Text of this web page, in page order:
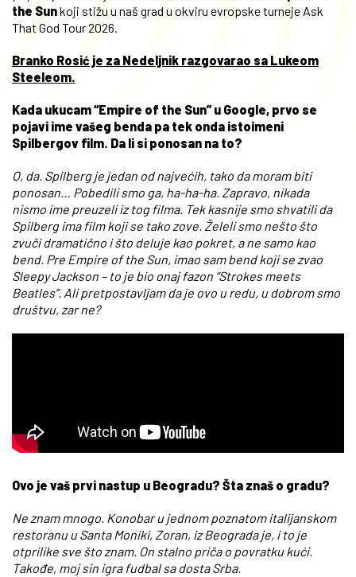
the Sunkoji stižu u naš grad u okviru evropske turneje Ask
That God Tour 2026.
Branko Rosić je za Nedeljnik razgovarao sa Lukeom
Steeleom.
Kada ukucam “Empire of the Sun” u Google, prvo se
pojavi ime vašeg benda pa tek onda istoimeni
Spilbergov film. Da li si ponosan na to?
O, da. Spilberg je jedan od najvećih, tako da moram biti
ponosan… Pobedili smo ga, ha-ha-ha. Zapravo, nikada
nismo ime preuzeli iz tog filma. Tek kasnije smo shvatili da
Spilberg ima film koji se tako zove. Želeli smo nešto što
zvuči dramatično i što deluje kao pokret, a ne samo kao
bend. Pre Empire of the Sun, imao sam bend koji se zvao
Sleepy Jackson – to je bio onaj fazon “Strokes meets
Beatles”. Ali pretpostavljam da je ovo u redu, u dobrom smo
društvu, zar ne?
Ovo je vaš prvi nastup u Beogradu? Šta znaš o gradu?
Ne znam mnogo. Konobar u jednom poznatom italijanskom
restoranu u Santa Moniki, Zoran, iz Beograda je, i to je
otprilike sve što znam. On stalno priča o povratku kući.
Takođe, moj sin igra fudbal sa dosta Srba.